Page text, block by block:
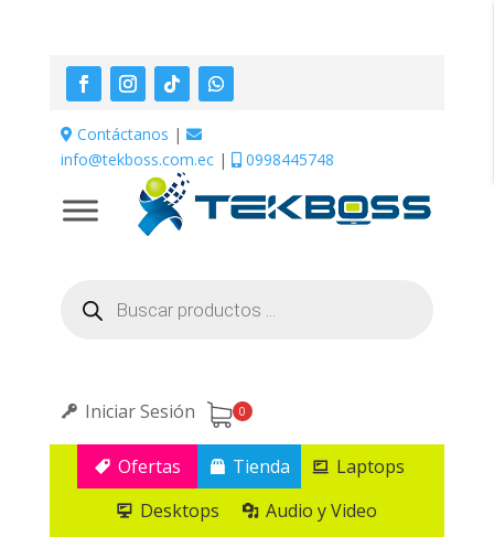
Contáctanos |
info@tekboss.com.ec | 0998445748
productos
Iniciar Sesión 0
Ofertas Tienda
Laptops
Desktops
Audio y Video